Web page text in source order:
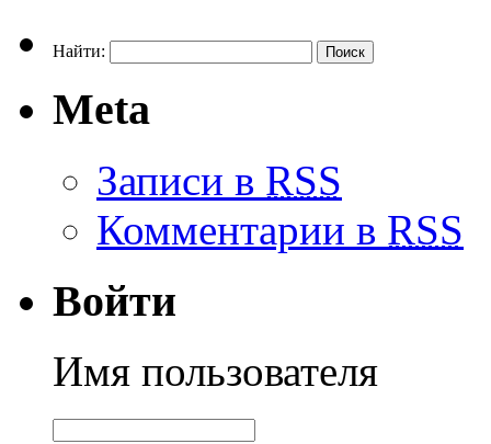
Найти:
Meta
Записи в RSS
Комментарии в RSS
Войти
Имя пользователя